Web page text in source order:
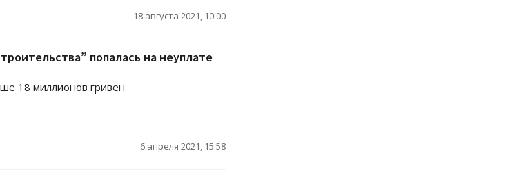
18 августа 2021, 10:00
попалась на неуплате
18 миллионов гривен
6 апреля 2021, 15:58